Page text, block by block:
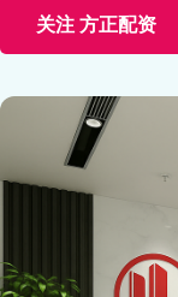
关注 方正配资